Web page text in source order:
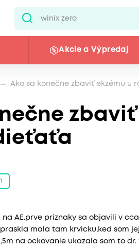
Akcie a Výpredaj
Ako sa konečne zbaviť ekzému u
zbaviť
AE.prve priznaky sa objavili v
mala tam krvicku,ked som
na ockovanie ukazala som to